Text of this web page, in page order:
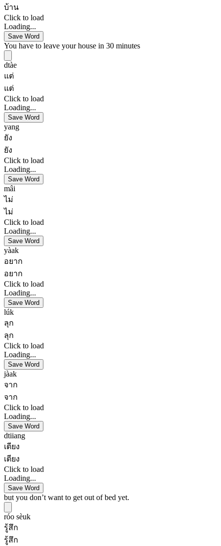
บ้าน
Click to load
Loading...
Save Word
You have to leave your house in 30 minutes
dtàe
แต่
แต่
Click to load
Loading...
Save Word
yang
ยัง
ยัง
Click to load
Loading...
Save Word
mâi
ไม่
ไม่
Click to load
Loading...
Save Word
yàak
อยาก
อยาก
Click to load
Loading...
Save Word
lúk
ลุก
ลุก
Click to load
Loading...
Save Word
jàak
จาก
จาก
Click to load
Loading...
Save Word
dtiiang
เตียง
เตียง
Click to load
Loading...
Save Word
but you don’t want to get out of bed yet.
róo sèuk
รู้สึก
รู้สึก